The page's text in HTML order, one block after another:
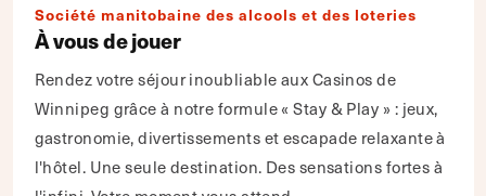
Société manitobaine des alcools et des loteries
À vous de jouer
Rendez votre séjour inoubliable aux Casinos de
Winnipeg grâce à notre formule « Stay & Play » : jeux,
gastronomie, divertissements et escapade relaxante à
l'hôtel. Une seule destination. Des sensations fortes à